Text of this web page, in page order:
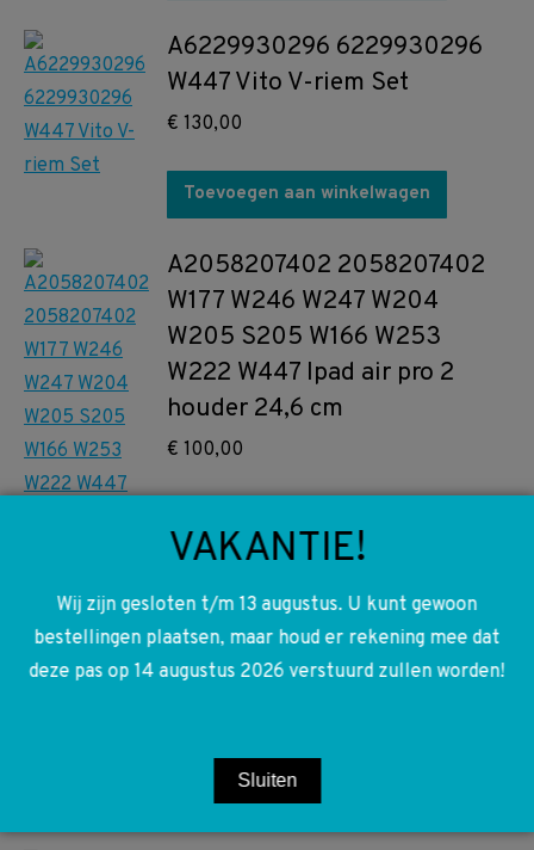
A6229930296 6229930296
W447 Vito V-riem Set
€ 130,00
Toevoegen aan winkelwagen
A2058207402 2058207402
W177 W246 W247 W204
W205 S205 W166 W253
W222 W447 Ipad air pro 2
houder 24,6 cm
€ 100,00
A4474011600 4474011600
9B51 W447 Vito Wieldop
VAKANTIE!
Wij zijn gesloten t/m 13 augustus. U kunt gewoon
bestellingen plaatsen, maar houd er rekening mee dat
deze pas op 14 augustus 2026 verstuurd zullen worden!
Sluiten